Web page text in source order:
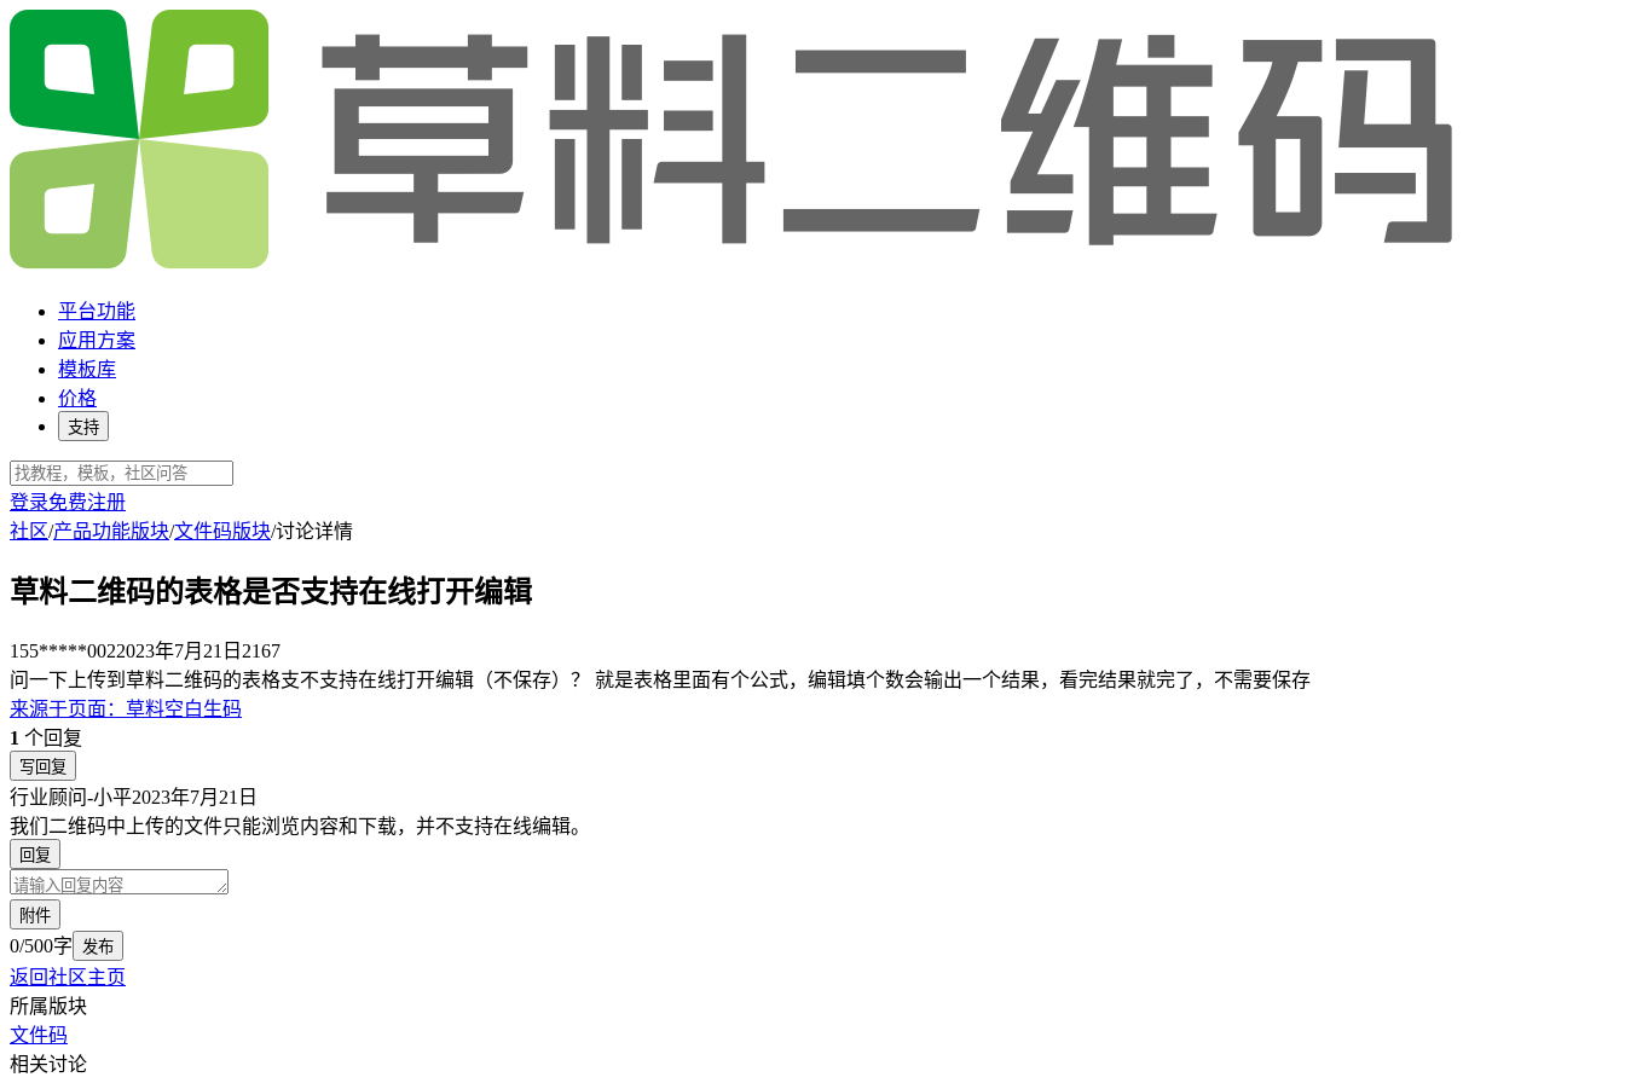
平台功能
应用方案
模板库
价格
支持
登录免费注册
社区/产品功能版块/文件码版块/讨论详情
草料二维码的表格是否支持在线打开编辑
155*****0022023年7月21日 2167
问一下上传到草料二维码的表格支不支持在线打开编辑（不保存）？ 就是表格里面有个公式，编辑填个数会输出一个结果，看完结果就完了，不需要保存
来源于页面 ： 草料空白生码
1 个回复
写回复
行业顾问-小平2023年7月21日
我们二维码中上传的文件只能浏览内容和下载，并不支持在线编辑。
回复
附件
0/500字 发布
返回社区主页
所属版块
文件码
相关讨论